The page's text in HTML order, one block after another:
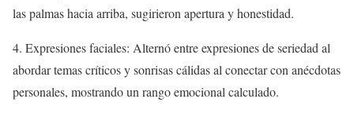
las palmas hacia arriba, sugirieron apertura y honestidad.
4. Expresiones faciales: Alternó entre expresiones de seriedad al
abordar temas críticos y sonrisas cálidas al conectar con anécdotas
personales, mostrando un rango emocional calculado.